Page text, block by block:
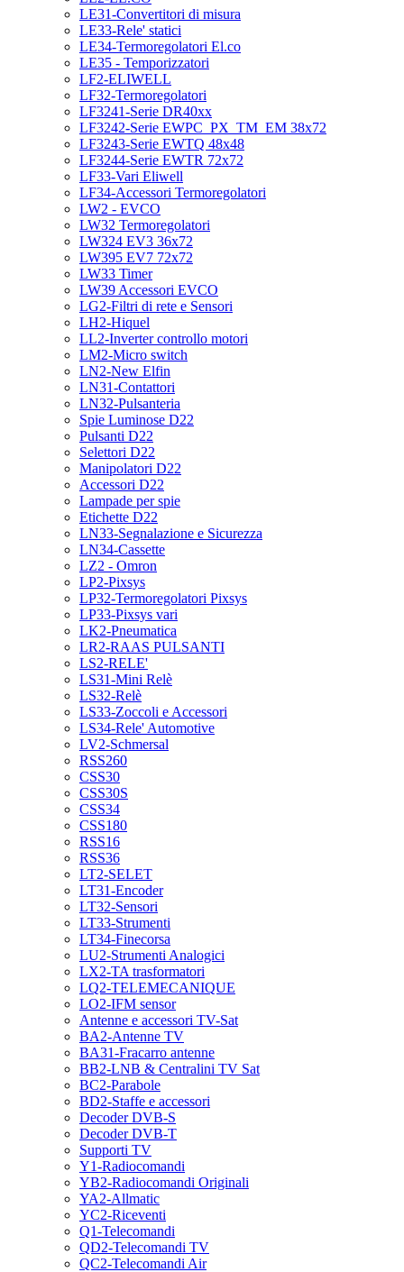
LE31-Convertitori di misura
LE33-Rele' statici
LE34-Termoregolatori El.co
LE35 - Temporizzatori
LF2-ELIWELL
LF32-Termoregolatori
LF3241-Serie DR40xx
LF3242-Serie EWPC_PX_TM_EM 38x72
LF3243-Serie EWTQ 48x48
LF3244-Serie EWTR 72x72
LF33-Vari Eliwell
LF34-Accessori Termoregolatori
LW2 - EVCO
LW32 Termoregolatori
LW324 EV3 36x72
LW395 EV7 72x72
LW33 Timer
LW39 Accessori EVCO
LG2-Filtri di rete e Sensori
LH2-Hiquel
LL2-Inverter controllo motori
LM2-Micro switch
LN2-New Elfin
LN31-Contattori
LN32-Pulsanteria
Spie Luminose D22
Pulsanti D22
Selettori D22
Manipolatori D22
Accessori D22
Lampade per spie
Etichette D22
LN33-Segnalazione e Sicurezza
LN34-Cassette
LZ2 - Omron
LP2-Pixsys
LP32-Termoregolatori Pixsys
LP33-Pixsys vari
LK2-Pneumatica
LR2-RAAS PULSANTI
LS2-RELE'
LS31-Mini Relè
LS32-Relè
LS33-Zoccoli e Accessori
LS34-Rele' Automotive
LV2-Schmersal
RSS260
CSS30
CSS30S
CSS34
CSS180
RSS16
RSS36
LT2-SELET
LT31-Encoder
LT32-Sensori
LT33-Strumenti
LT34-Finecorsa
LU2-Strumenti Analogici
LX2-TA trasformatori
LQ2-TELEMECANIQUE
LO2-IFM sensor
Antenne e accessori TV-Sat
BA2-Antenne TV
BA31-Fracarro antenne
BB2-LNB & Centralini TV Sat
BC2-Parabole
BD2-Staffe e accessori
Decoder DVB-S
Decoder DVB-T
Supporti TV
Y1-Radiocomandi
YB2-Radiocomandi Originali
YA2-Allmatic
YC2-Riceventi
Q1-Telecomandi
QD2-Telecomandi TV
QC2-Telecomandi Air